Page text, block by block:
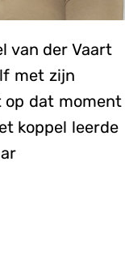
van der Vaart
met zijn
op dat moment
koppel leerde